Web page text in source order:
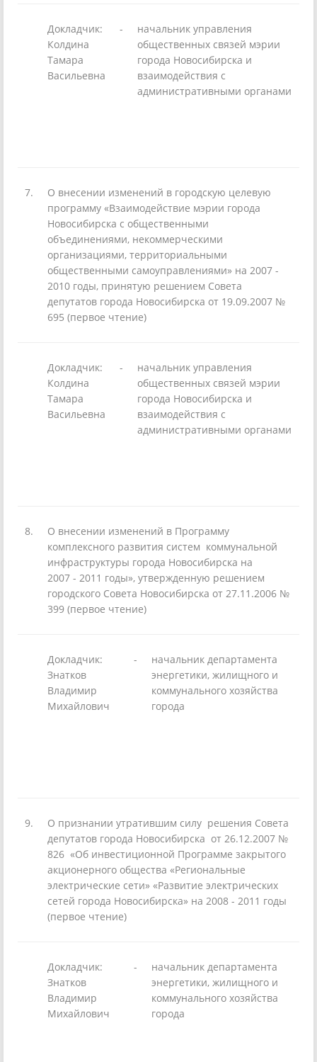
Докладчик:
Колдина
Тамара
Васильевна
-
начальник управления
общественных связей мэрии
города Новосибирска и
взаимодействия с
административными органами
7.
О внесении изменений в городскую целевую
программу «Взаимодействие мэрии города
Новосибирска с общественными
объединениями, некоммерческими
организациями, территориальными
общественными самоуправлениями» на 2007 -
2010 годы, принятую решением Совета
депутатов города Новосибирска от 19.09.2007 №
695 (первое чтение)
Докладчик:
Колдина
Тамара
Васильевна
-
начальник управления
общественных связей мэрии
города Новосибирска и
взаимодействия с
административными органами
8.
О внесении изменений в Программу
комплексного развития систем коммунальной
инфраструктуры города Новосибирска на
2007 - 2011 годы», утвержденную решением
городского Совета Новосибирска от 27.11.2006 №
399 (первое чтение)
Докладчик:
Знатков
Владимир
Михайлович
-
начальник департамента
энергетики, жилищного и
коммунального хозяйства
города
9.
О признании утратившим силу решения Совета
депутатов города Новосибирска от 26.12.2007 №
826 «Об инвестиционной Программе закрытого
акционерного общества «Региональные
электрические сети» «Развитие электрических
сетей города Новосибирска» на 2008 - 2011 годы
(первое чтение)
Докладчик:
Знатков
Владимир
Михайлович
-
начальник департамента
энергетики, жилищного и
коммунального хозяйства
города